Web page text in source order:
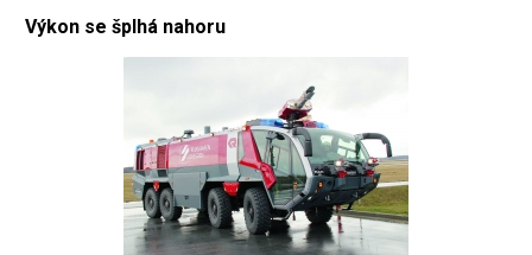
Výkon se šplhá nahoru